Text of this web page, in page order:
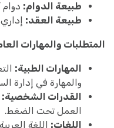
طبيعة الدوام:
طبيعة العقد:
المتطلبات والمهارات
المهارات الطبية:
والمهارة في إدارة
القدرات الشخصية:
العمل تحت الضغط.
اللغات: اللغة